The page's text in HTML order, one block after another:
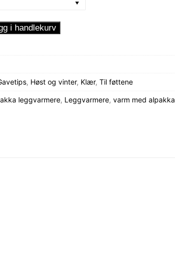
i handlekurv
, Høst og vinter, Klær, Til føttene
leggvarmere, Leggvarmere, varm med alpakka